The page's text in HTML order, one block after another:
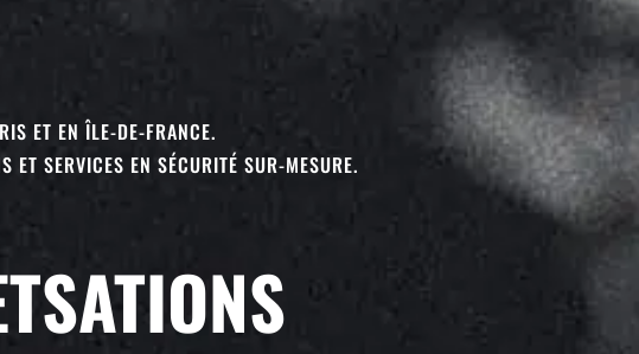
ET EN ÎLE-DE-FRANCE.
ET SERVICES EN SÉCURITÉ SUR-MESURE.